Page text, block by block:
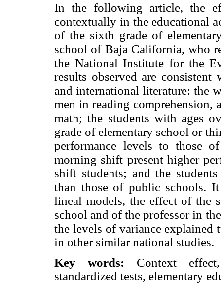
In the following article, the
contextually in the educational
of the sixth grade of
school of Baja California, who
the National Institute for the
results observed are
and international literature: the
men in reading comprehension,
math; the students with ages
grade of elementary school or
performance levels to those
morning shift present higher
shift students; and the
than those of public schools.
lineal models, the effect of the
school and of the professor in
the levels of variance explained
in other similar national studies.
Key words: Context
standardized tests, elementary